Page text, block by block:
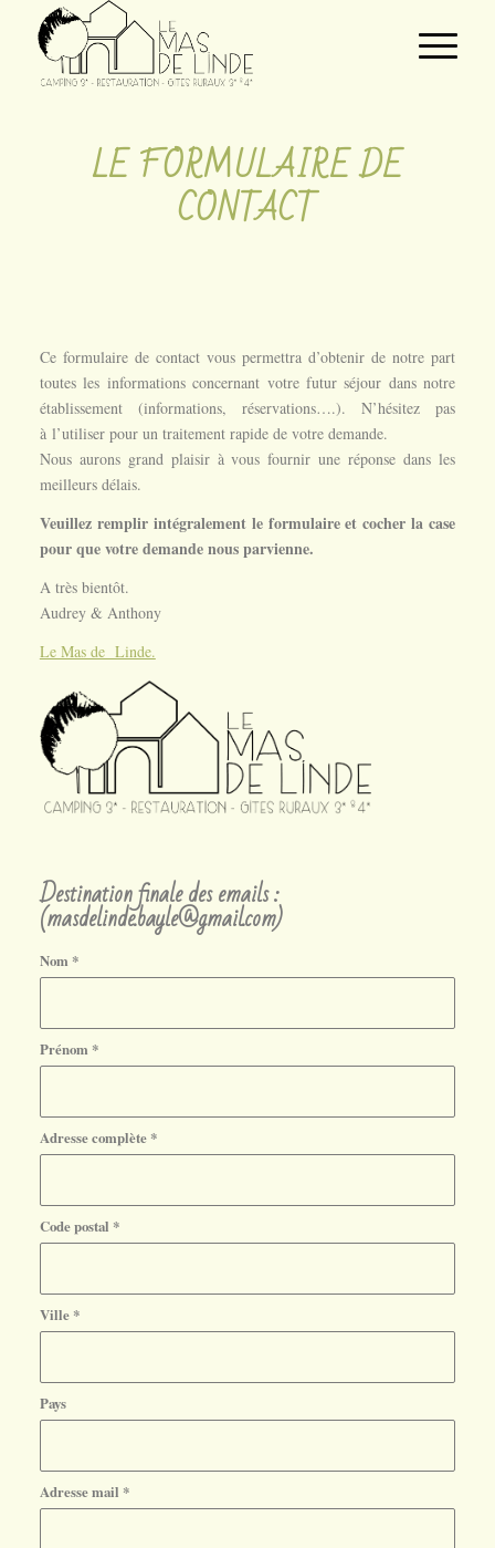
LE FORMULAIRE DE
CONTACT
Ce formulaire de contact vous permettra d’obtenir de notre part
toutes les informations concernant votre futur séjour dans notre
établissement (informations, réservations….). N’hésitez pas
à l’utiliser pour un traitement rapide de votre demande.
Nous aurons grand plaisir à vous fournir une réponse dans les
meilleurs délais.
Veuillez remplir intégralement le formulaire et cocher la case
pour que votre demande nous parvienne.
A très bientôt.
Audrey & Anthony
Le Mas de Linde.
Destination finale des emails :
(masdelinde.bayle@gmail.com)
Nom *
Prénom *
Adresse complète *
Code postal *
Ville *
Pays
Adresse mail *